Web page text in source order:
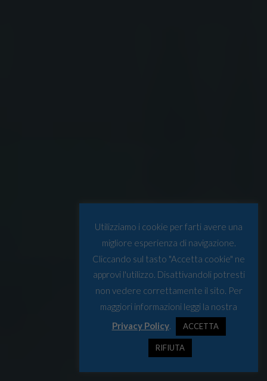
Utilizziamo i cookie per farti avere una
migliore esperienza di navigazione.
Cliccando sul tasto "Accetta cookie" ne
approvi l'utilizzo. Disattivandoli potresti
non vedere correttamente il sito. Per
maggiori informazioni leggi la nostra
Privacy Policy. ACCETTA
RIFIUTA